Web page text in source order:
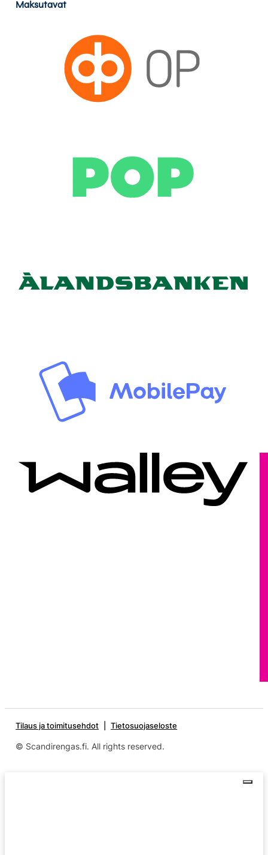
Maksutavat
Tilaus ja toimitusehdot Tietosuojaseloste
© Scandirengas.fi. All rights reserved.